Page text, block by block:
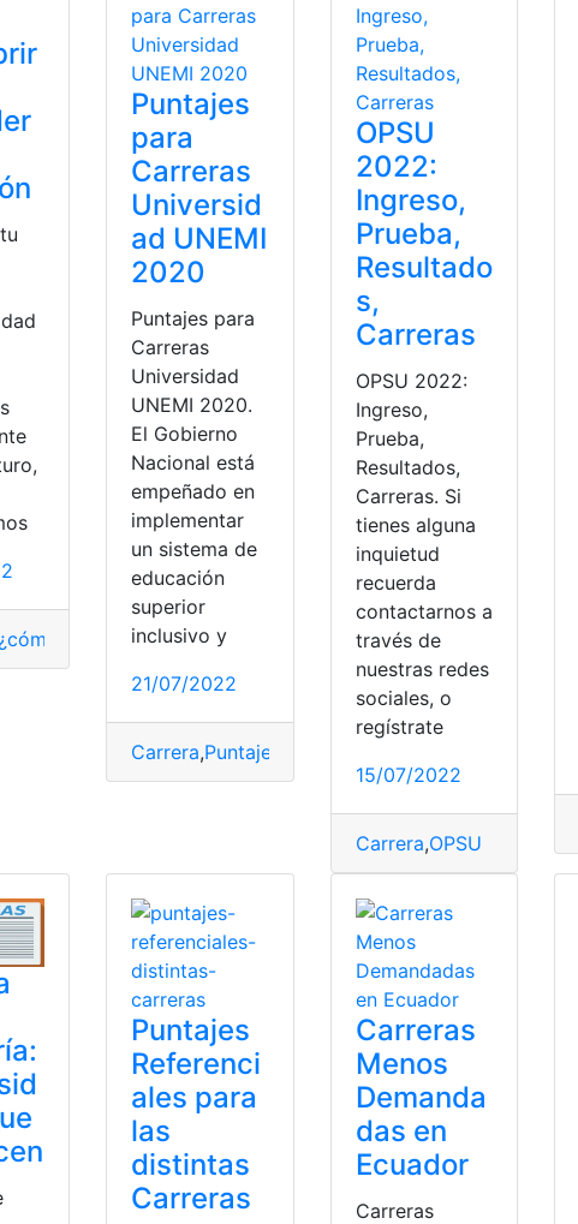
¿cómo lo hago?,Carrera,Consejos vocación
Puntajes
para
Carreras
Universid
ad UNEMI
2020
Puntajes para
Carreras
Universidad
UNEMI 2020.
El Gobierno
Nacional está
empeñado en
implementar
un sistema de
educación
superior
inclusivo y
21/07/2022
Carrera,Puntaje
OPSU
2022:
Ingreso,
Prueba,
Resultado
s,
Carreras
OPSU 2022:
Ingreso,
Prueba,
Resultados,
Carreras. Si
tienes alguna
inquietud
recuerda
contactarnos a
través de
nuestras redes
sociales, o
regístrate
15/07/2022
Carrera,OPSU
Puntajes
Referenci
ales para
las
distintas
Carreras
Carreras
Menos
Demanda
das en
Ecuador
Carreras